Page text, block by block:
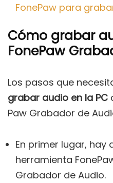
FonePaw para
Cómo grabar
FonePaw
Los pasos que
grabar audio en la PC
Paw Grabador de
En primer lugar, hay
herramienta
Grabador de Audio.